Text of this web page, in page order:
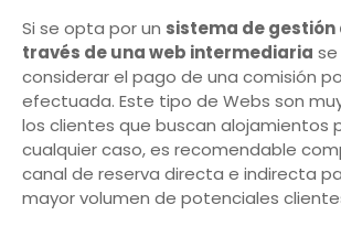
Si se opta por un sistema de gestión
través de una web intermediaria
considerar el pago de una comisión
efectuada. Este tipo de Webs son
los clientes que buscan alojamientos
cualquier caso, es recomendable
canal de reserva directa e indirecta
mayor volumen de potenciales